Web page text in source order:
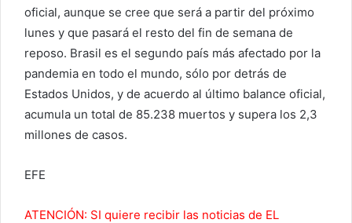
oficial, aunque se cree que será a partir del próximo
lunes y que pasará el resto del fin de semana de
reposo. Brasil es el segundo país más afectado por la
pandemia en todo el mundo, sólo por detrás de
Estados Unidos, y de acuerdo al último balance oficial,
acumula un total de 85.238 muertos y supera los 2,3
millones de casos.
EFE
ATENCIÓN: SI quiere recibir las noticias de EL